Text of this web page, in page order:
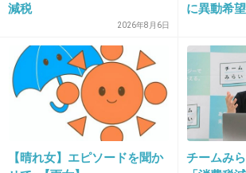
+127
22. 匿名 2015/07/15(水) 16:45:27
バーゲン行って買うものは結局
+48
減税
2026年8月6日
に異動希
【晴れ女】エピソードを聞か
チームみ